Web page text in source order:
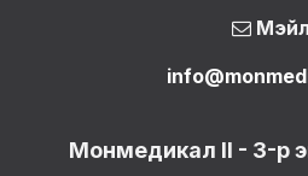
Мэйл
Монмедикал II - 3-р